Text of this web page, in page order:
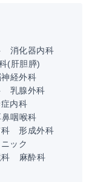
消化器内科
(肝胆膵)
神経外科
乳腺外科
内科
鼻咽喉科
形成外科
ック
麻酔科